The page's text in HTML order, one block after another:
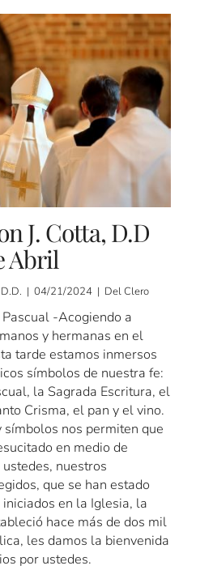
J. Cotta, D.D
Abril
D.D. | 04/21/2024 | Del Clero
-Acogiendo a
y hermanas en el
tarde estamos inmersos
símbolos de nuestra fe:
la Sagrada Escritura, el
Crisma, el pan y el vino.
símbolos nos permiten que
en medio de
nuestros
que se han estado
en la Iglesia, la
hace más de dos mil
les damos la bienvenida
por ustedes.